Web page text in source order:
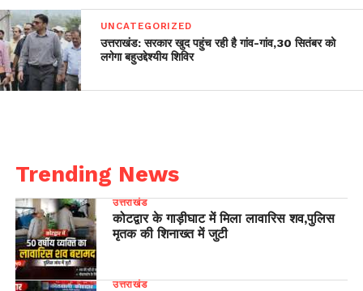
UNCATEGORIZED
उत्तराखंड: सरकार खुद पहुंच रही है गांव-गांव,30 सितंबर को
लगेगा बहुउद्देश्यीय शिविर
Trending News
उत्तराखंड
कोटद्वार के गाड़ीघाट में मिला लावारिस शव,पुलिस
मृतक की शिनाख्त में जुटी
उत्तराखंड